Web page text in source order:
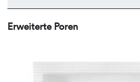
Erweiterte Poren